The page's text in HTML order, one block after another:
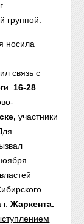
группой.
носила
связь с
16-28
участники
г.Жаркента.